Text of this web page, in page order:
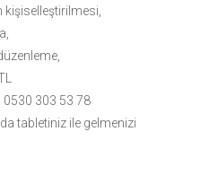
kişiselleştirilmesi,
0530 303 53 78
tabletiniz ile gelmenizi